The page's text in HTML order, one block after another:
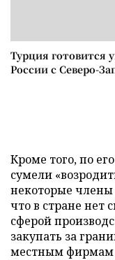
Турция готовится
России с Северо-
Кроме того, по
сумели
некоторые члены
что в стране нет
сферой
закупать за
местным фирмам